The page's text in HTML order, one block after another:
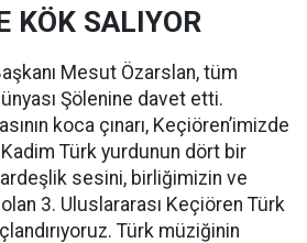
KÖK SALIYOR
Mesut Özarslan, tüm
Şölenine davet etti.
koca çınarı, Keçiören’imizde
Türk yurdunun dört bir
sesini, birliğimizin ve
3. Uluslararası Keçiören Türk
Türk müziğinin